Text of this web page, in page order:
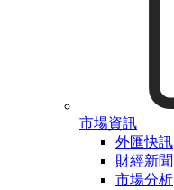
市場資訊
外匯快訊
財經新聞
市場分析